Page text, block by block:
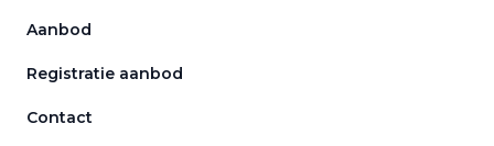
Aanbod
Registratie aanbod
Contact